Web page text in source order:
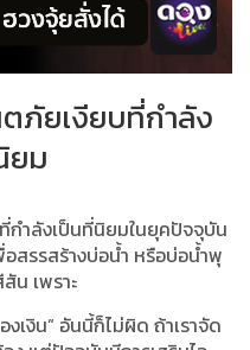
ภัยเงียบที่กำลัง
ยม
กำลังเป็นที่นิยมในยุคปัจจุบัน
สรรสร้างบ่อน้ำ หรือบ่อน้ำพุ
น เพราะ
เงิน” อันนี้ก็ไม่ผิด ถ้าเราจัด